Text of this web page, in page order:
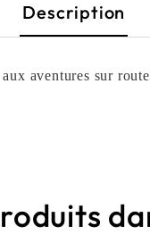
Description
aventures sur